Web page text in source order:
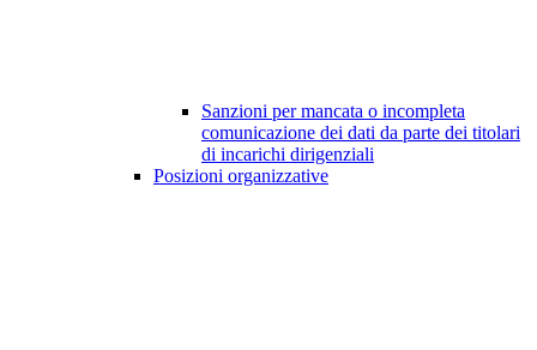
Sanzioni per mancata o incompleta
comunicazione dei dati da parte dei titolari
di incarichi dirigenziali
Posizioni organizzative